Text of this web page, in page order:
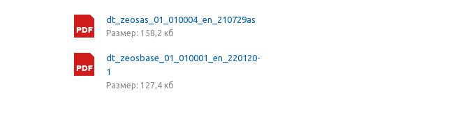
dt_zeosas_01_010004_en_210729as
Размер: 158,2 кб
dt_zeosbase_01_010001_en_220120-
1
Размер: 127,4 кб